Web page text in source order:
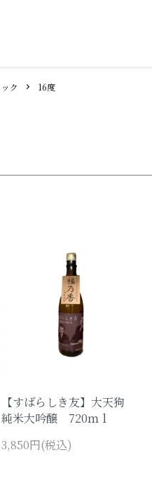
ク 16度
【すばらしき友】大天狗
純米大吟醸 720ｍｌ
3,850円(税込)